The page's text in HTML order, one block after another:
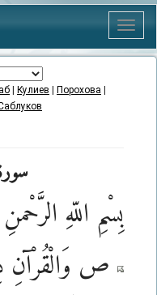
Меню
Кулиев Порохова
بِسْمِ اللّهِ
ص وَالْقُرْآنِ